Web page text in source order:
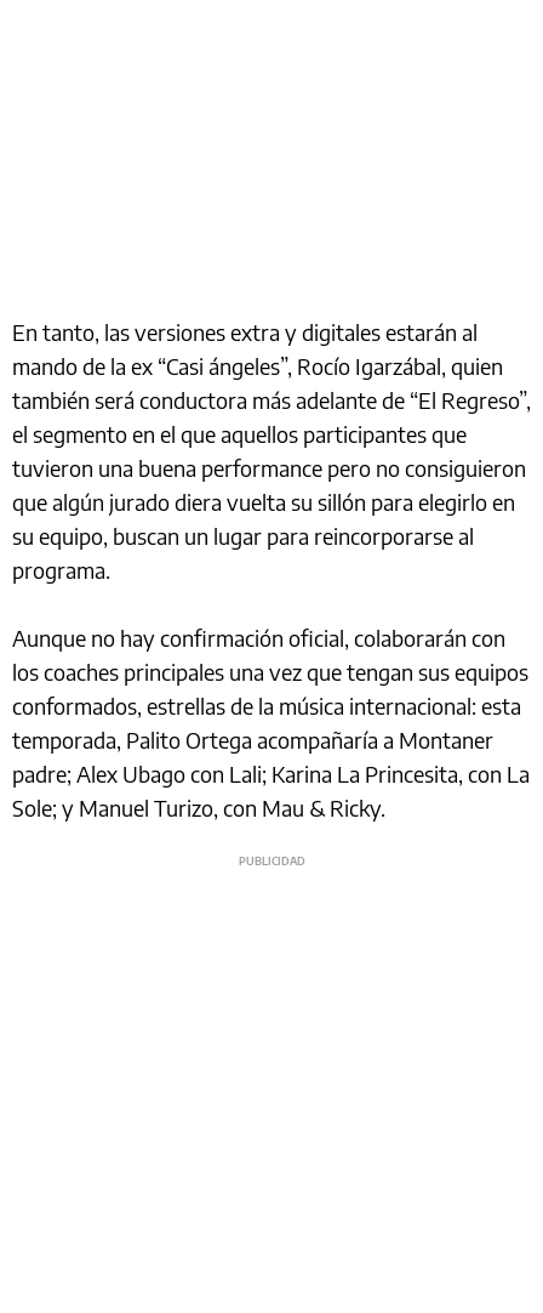
En tanto, las versiones extra y digitales estarán al
mando de la ex “Casi ángeles”, Rocío Igarzábal, quien
también será conductora más adelante de “El Regreso”,
el segmento en el que aquellos participantes que
tuvieron una buena performance pero no consiguieron
que algún jurado diera vuelta su sillón para elegirlo en
su equipo, buscan un lugar para reincorporarse al
programa.
Aunque no hay confirmación oficial, colaborarán con
los coaches principales una vez que tengan sus equipos
conformados, estrellas de la música internacional: esta
temporada, Palito Ortega acompañaría a Montaner
padre; Alex Ubago con Lali; Karina La Princesita, con La
Sole; y Manuel Turizo, con Mau & Ricky.